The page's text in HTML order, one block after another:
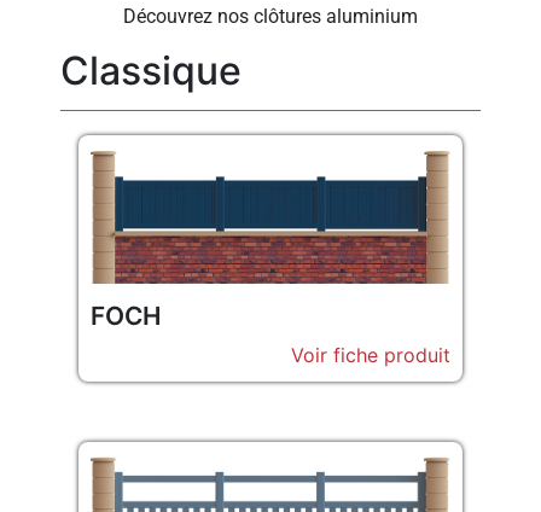
Découvrez nos clôtures aluminium
Classique
FOCH
Voir fiche produit